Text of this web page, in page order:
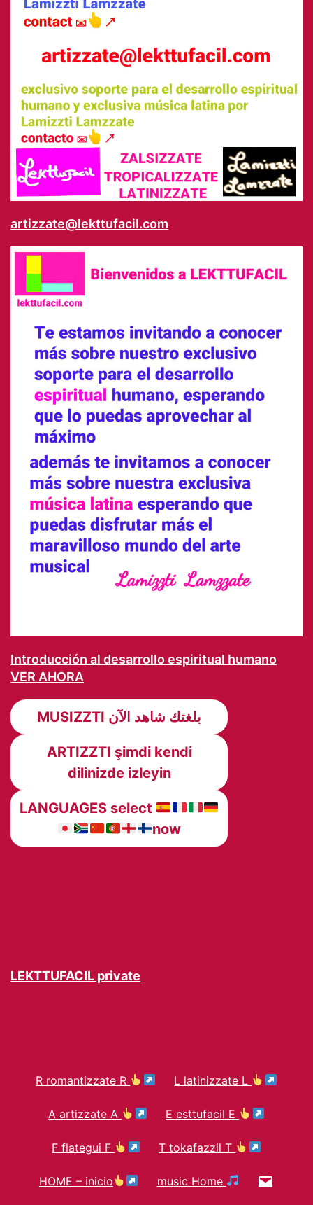
artizzate@lekttufacil.com
Introducción al desarrollo espiritual humano
VER AHORA
MUSIZZTI بلغتك شاهد الآن
ARTIZZTI şimdi kendi
dilinizde izleyin
LANGUAGES select
now
LEKTTUFACIL private
R romantizzate R L latinizzate L
A artizzate A E esttufacil E
F flategui F T tokafazzil T
HOME – inicio music Home